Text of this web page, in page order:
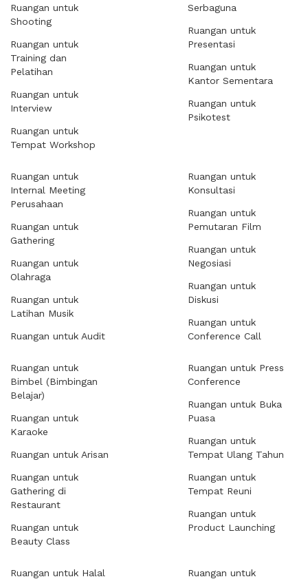
Ruangan untuk
Shooting
Ruangan untuk
Training dan
Pelatihan
Ruangan untuk
Interview
Ruangan untuk
Tempat Workshop
Serbaguna
Ruangan untuk
Presentasi
Ruangan untuk
Kantor Sementara
Ruangan untuk
Psikotest
Ruangan untuk
Internal Meeting
Perusahaan
Ruangan untuk
Gathering
Ruangan untuk
Olahraga
Ruangan untuk
Latihan Musik
Ruangan untuk Audit
Ruangan untuk
Konsultasi
Ruangan untuk
Pemutaran Film
Ruangan untuk
Negosiasi
Ruangan untuk
Diskusi
Ruangan untuk
Conference Call
Ruangan untuk
Bimbel (Bimbingan
Belajar)
Ruangan untuk
Karaoke
Ruangan untuk Arisan
Ruangan untuk
Gathering di
Restaurant
Ruangan untuk
Beauty Class
Ruangan untuk Press
Conference
Ruangan untuk Buka
Puasa
Ruangan untuk
Tempat Ulang Tahun
Ruangan untuk
Tempat Reuni
Ruangan untuk
Product Launching
Ruangan untuk Halal
Ruangan untuk